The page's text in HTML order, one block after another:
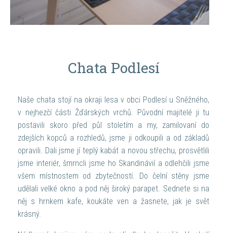
Chata Podlesí
Naše chata stojí na okraji lesa v obci Podlesí u Sněžného,
v nejhezčí části Žďárských vrchů. Původní majitelé ji tu
postavili skoro před půl stoletím a my, zamilovaní do
zdejších kopců a rozhledů, jsme ji odkoupili a od základů
opravili. Dali jsme jí teplý kabát a novou střechu, prosvětlili
jsme interiér, šmrncli jsme ho Skandinávií a odlehčili jsme
všem místnostem od zbytečností. Do čelní stěny jsme
udělali velké okno a pod něj široký parapet. Sednete si na
něj s hrnkem kafe, koukáte ven a žasnete, jak je svět
krásný.